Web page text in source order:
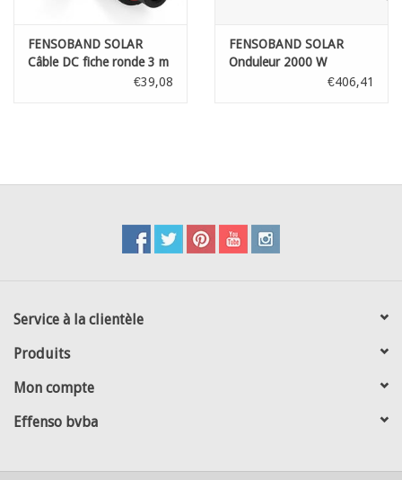
FENSOBAND SOLAR
Câble DC fiche ronde 3 m
€39,08
FENSOBAND SOLAR
Onduleur 2000 W
€406,41
Service à la clientèle
Produits
Mon compte
Effenso bvba